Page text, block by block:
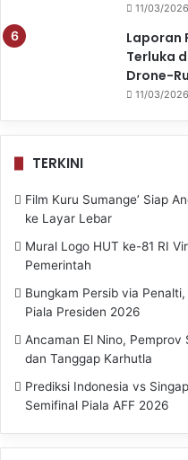
11/03/2026
Laporan
Terluka
Drone-
11/03/2026
TERKINI
Film Kuru Sumange’ Siap
ke Layar Lebar
Mural Logo HUT ke-81 RI
Pemerintah
Bungkam Persib via
Piala Presiden 2026
Ancaman El Nino,
dan Tanggap Karhutla
Prediksi Indonesia vs
Semifinal Piala AFF 2026